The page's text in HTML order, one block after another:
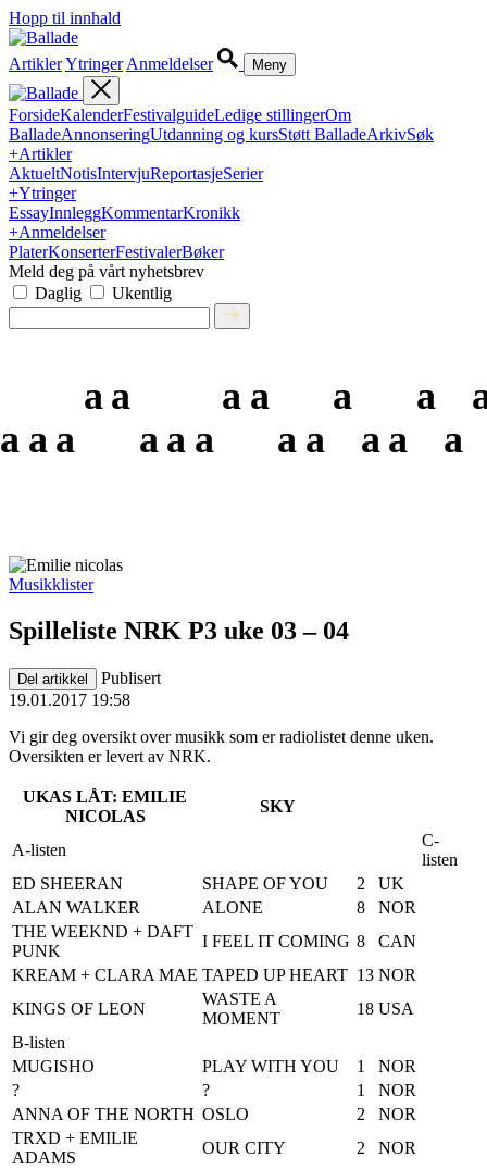
Hopp til innhald
ArtiklerYtringer Anmeldelser Meny
ForsideKalenderFestivalguideLedige stillingerOm
BalladeAnnonseringUtdanning og kursStøtt BalladeArkivSøk
+Artikler
AktueltNotisIntervjuReportasjeSerier
+Ytringer
EssayInnleggKommentarKronikk
+Anmeldelser
PlaterKonserterFestivalerBøker
Meld deg på vårt nyhetsbrev
Daglig
Ukentlig
a
a
a a
a
a a
Musikklister
Spilleliste NRK P3 uke 03 – 04
Del artikkel
Publisert
19.01.2017 19:58
Vi gir deg oversikt over musikk som er radiolistet denne uken.
Oversikten er levert av NRK.
UKAS LÅT: EMILIE
NICOLAS
SKY
A-listen
C-
listen
ED SHEERAN
SHAPE OF YOU 2
UK
ALAN WALKER
ALONE 8
NOR
THE WEEKND + DAFT
PUNK
I FEEL IT COMING 8
CAN
KREAM + CLARA MAE TAPED UP HEART 13 NOR
KINGS OF LEON
WASTE A
MOMENT
18 USA
B-listen
MUGISHO
PLAY WITH YOU 1
NOR
?
? 1
NOR
ANNA OF THE NORTH OSLO 2
NOR
TRXD + EMILIE
ADAMS
OUR CITY 2 NOR